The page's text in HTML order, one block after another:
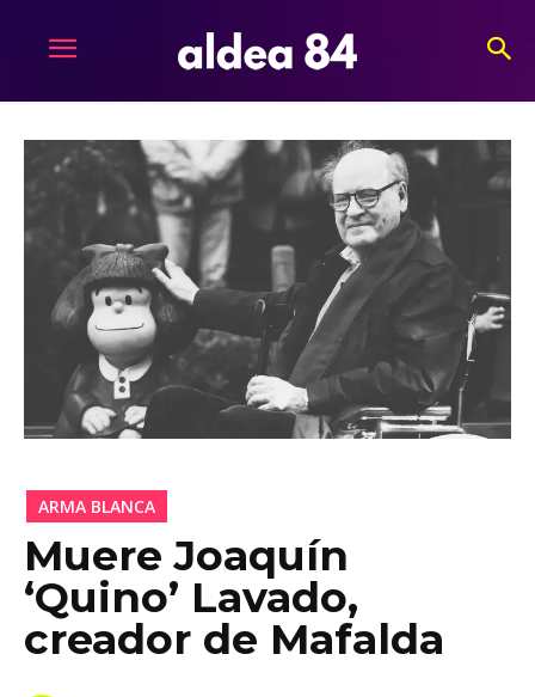
ARMA BLANCA
Muere Joaquín
‘Quino’ Lavado,
creador de Mafalda